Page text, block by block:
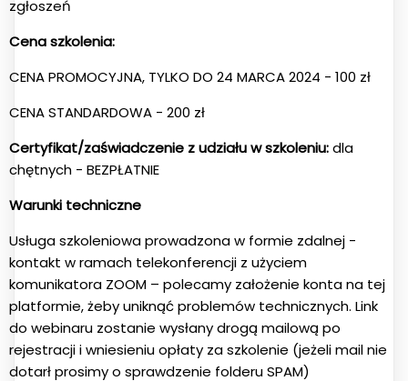
zgłoszeń
Cena szkolenia:
CENA PROMOCYJNA, TYLKO DO 24 MARCA 2024 - 100 zł
CENA STANDARDOWA - 200 zł
Certyfikat/zaświadczenie z udziału w szkoleniu:dla
chętnych - BEZPŁATNIE
Warunki techniczne
Usługa szkoleniowa prowadzona w formie zdalnej -
kontakt w ramach telekonferencji z użyciem
komunikatora ZOOM – polecamy założenie konta na tej
platformie, żeby uniknąć problemów technicznych. Link
do webinaru zostanie wysłany drogą mailową po
rejestracji i wniesieniu opłaty za szkolenie (jeżeli mail nie
dotarł prosimy o sprawdzenie folderu SPAM)